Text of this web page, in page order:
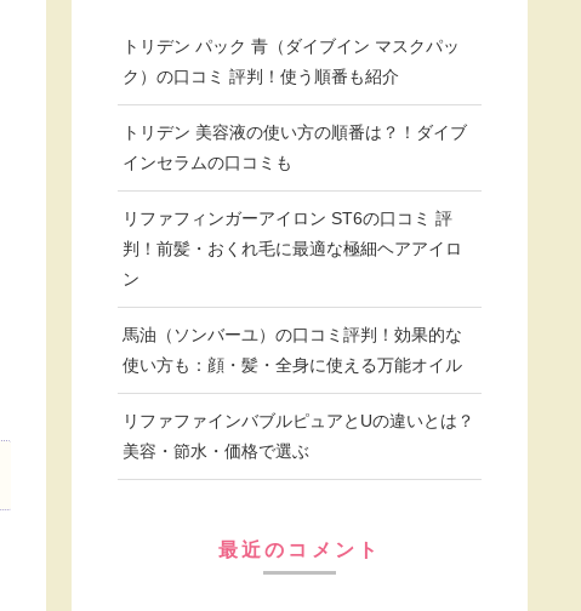
トリデン パック 青（ダイブイン マスクパッ
ク）の口コミ 評判！使う順番も紹介
トリデン 美容液の使い方の順番は？！ダイブ
インセラムの口コミも
リファフィンガーアイロン ST6の口コミ 評
判！前髪・おくれ毛に最適な極細ヘアアイロ
ン
馬油（ソンバーユ）の口コミ評判！効果的な
使い方も：顔・髪・全身に使える万能オイル
リファファインバブルピュアとUの違いとは？
美容・節水・価格で選ぶ
最近のコメント